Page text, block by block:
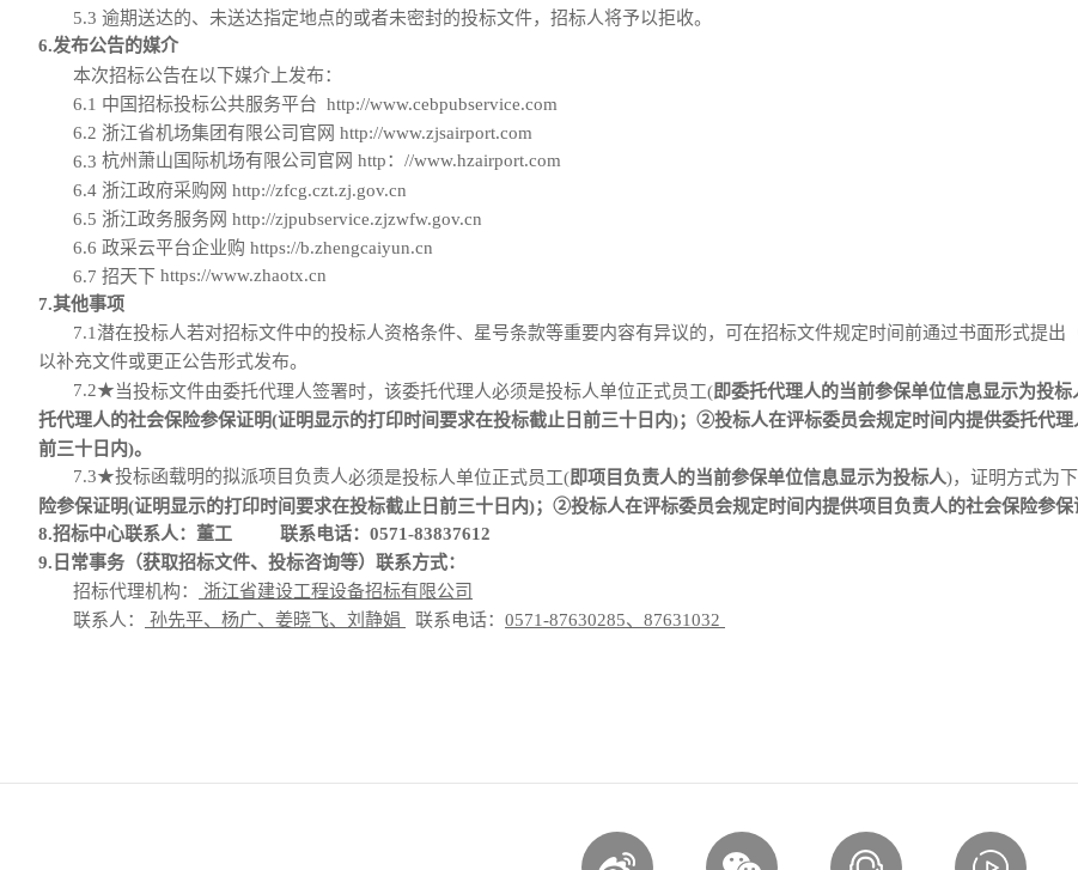
5.3 逾期送达的、未送达指定地点的或者未密封的投标文件，招标人将予以拒收。
6.发布公告的媒介
本次招标公告在以下媒介上发布：
6.1 中国招标投标公共服务平台 http://www.cebpubservice.com
6.2 浙江省机场集团有限公司官网 http://www.zjsairport.com
6.3 杭州萧山国际机场有限公司官网 http：//www.hzairport.com
6.4 浙江政府采购网 http://zfcg.czt.zj.gov.cn
6.5 浙江政务服务网 http://zjpubservice.zjzwfw.gov.cn
6.6 政采云平台企业购 https://b.zhengcaiyun.cn
6.7 招天下 https://www.zhaotx.cn
7.其他事项
7.1潜在投标人若对招标文件中的投标人资格条件、星号条款等重要内容有异议的，可在招标文件规定时间前通过书面形式提
以补充文件或更正公告形式发布。
7.2★当投标文件由委托代理人签署时，该委托代理人必须是投标人单位正式员工(即委托代理人的当前参保单位信息显示为投标
托代理人的社会保险参保证明(证明显示的打印时间要求在投标截止日前三十日内)；②投标人在评标委员会规定时间内提供委托代
前三十日内)。
7.3★投标函载明的拟派项目负责人必须是投标人单位正式员工(即项目负责人的当前参保单位信息显示为投标人)， 证明方式为
险参保证明(证明显示的打印时间要求在投标截止日前三十日内)；②投标人在评标委员会规定时间内提供项目负责人的社会保险参
8.招标中心联系人：董工 联系电话： 0571-83837612
9. 日常事务（获取招标文件、投标咨询等） 联系方式：
招标代理机构：
浙江省建设工程设备招标有限公司
联系人：
孙先平、杨广、姜晓飞、刘静娟 联系电话： 0571-87630285、87631032